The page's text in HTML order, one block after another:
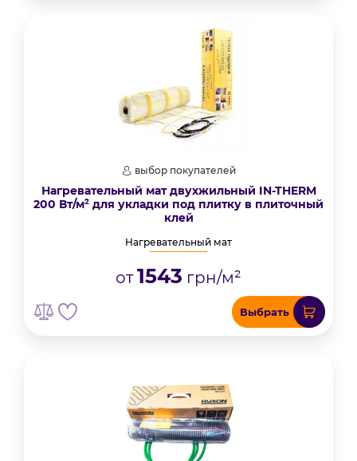
выбор покупателей
Нагревательный мат двухжильный IN-THERM
200 Вт/м² для укладки под плитку в плиточный
клей
Нагревательный мат
от1543 грн/м²
Выбрать